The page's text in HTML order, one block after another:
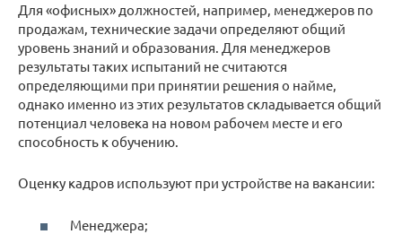
Для «офисных» должностей, например, менеджеров по
продажам, технические задачи определяют общий
уровень знаний и образования. Для менеджеров
результаты таких испытаний не считаются
определяющими при принятии решения о найме,
однако именно из этих результатов складывается общий
потенциал человека на новом рабочем месте и его
способность к обучению.
Оценку кадров используют при устройстве на вакансии:
Менеджера;